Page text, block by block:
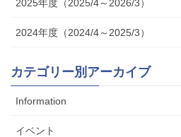
2025年度（2025/4～2026/3）
2024年度（2024/4～2025/3）
カテゴリー別アーカイブ
Information
イベント